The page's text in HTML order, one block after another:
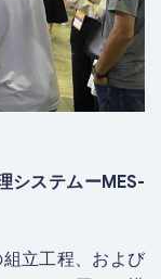
システムーMES-
立工程、および